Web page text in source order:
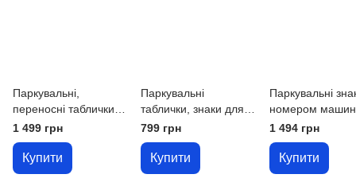
Паркувальні,
переносні таблички
на металевій стійці,
опорі — таблички для
паркування, стоянки
1 499 грн
Купити
Паркувальні
таблички, знаки для
паркування (стоянки)
на металевій плиті
799 грн
Купити
Паркувальні
номером
Таблички для
паркових місць
номером
світяться в
1 494 грн
Купити